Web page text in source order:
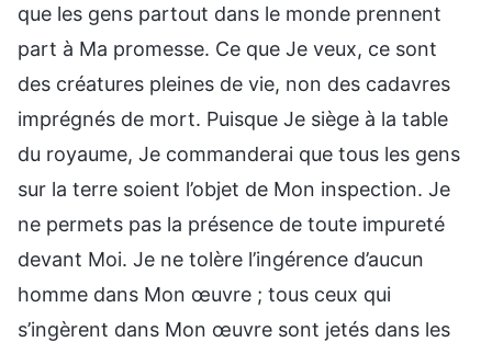
que les gens partout dans le monde prennent
part à Ma promesse. Ce que Je veux, ce sont
des créatures pleines de vie, non des cadavres
imprégnés de mort. Puisque Je siège à la table
du royaume, Je commanderai que tous les gens
sur la terre soient l’objet de Mon inspection. Je
ne permets pas la présence de toute impureté
devant Moi. Je ne tolère l’ingérence d’aucun
homme dans Mon œuvre ; tous ceux qui
s’ingèrent dans Mon œuvre sont jetés dans les